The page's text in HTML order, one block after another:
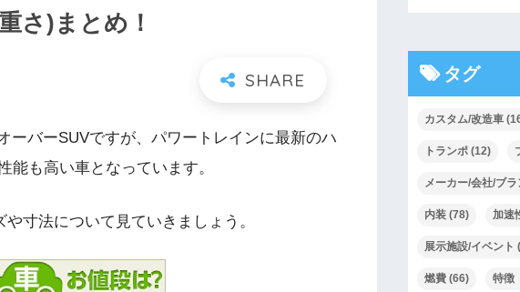
さ)まとめ！
ーバーSUVですが、パワートレインに最新のハ
能も高い車となっています。
寸法について見ていきましょう。
タグ
カスタム/改造車
トランポ (12)
メーカー/会社/ブラ
内装 (78) 加速
展示施設/イベント
燃費 (66) 特徴